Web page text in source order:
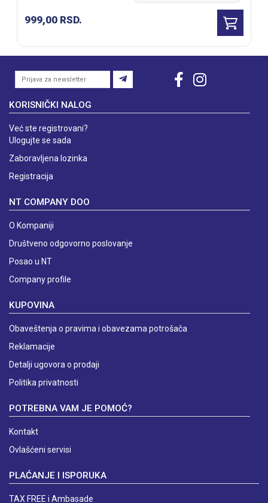
999,00 RSD.
KORISNIČKI NALOG
Već ste registrovani?
Ulogujte se sada
Zaboravljena lozinka
Registracija
NT COMPANY DOO
O Kompaniji
Društveno odgovorno poslovanje
Posao u NT
Company profile
KUPOVINA
Obaveštenja o pravima i obavezama potrošača
Reklamacije
Detalji ugovora o prodaji
Politika privatnosti
POTREBNA VAM JE POMOĆ?
Kontakt
Ovlašćeni servisi
PLAĆANJE I ISPORUKA
TAX FREE i Ambasade